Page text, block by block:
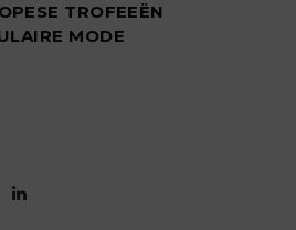
TROFEEËN
MODE